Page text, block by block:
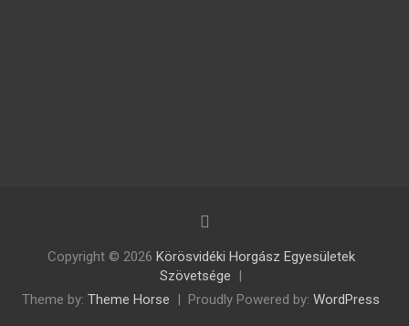
Copyright © 2026 Körösvidéki Horgász Egyesületek
Szövetsége
Theme by: Theme Horse Proudly Powered by: WordPress